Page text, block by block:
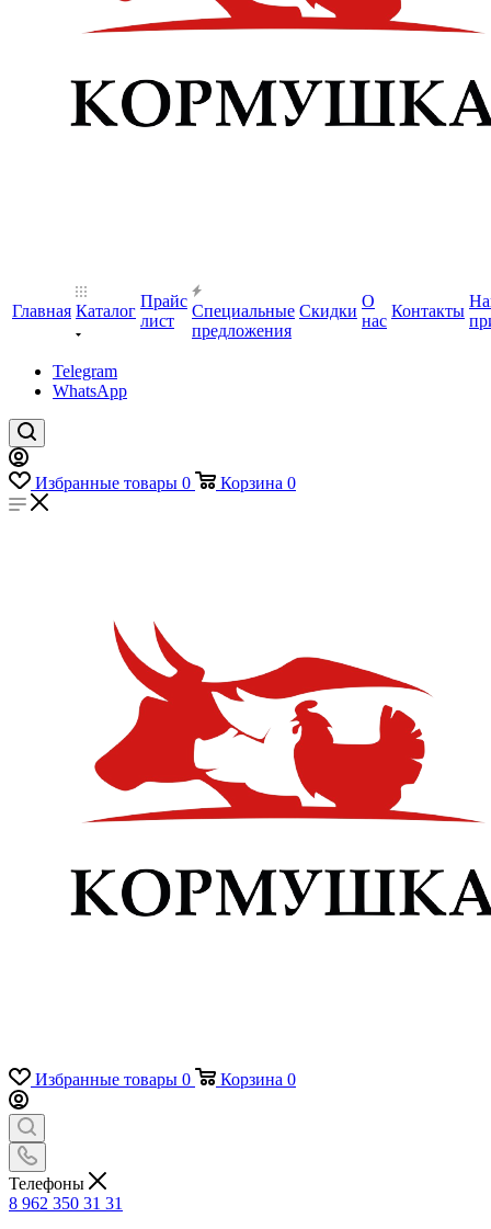
Главная Каталог
Прайс
лист
Специальные
предложения
Скидки
О
нас
Контакты
Telegram
WhatsApp
Избранные товары 0 Корзина 0
Избранные товары 0 Корзина 0
Телефоны
8 962 350 31 31